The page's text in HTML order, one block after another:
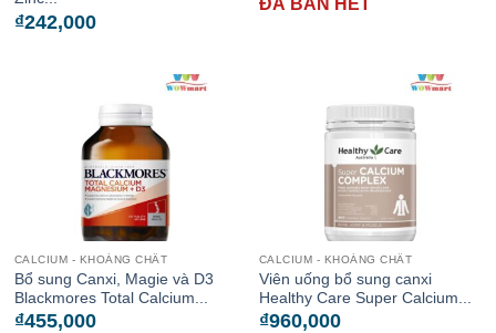
₫242,000
CALCIUM - KHOÁNG CHẤT
Bổ sung Canxi, Magie và D3
Blackmores Total Calcium...
₫455,000
CALCIUM - KHOÁNG CHẤT
Viên uống bổ sung canxi
Healthy Care Super Calcium...
₫960,000